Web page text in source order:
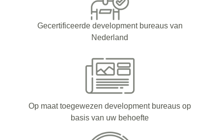
Gecertificeerde development bureaus van
Nederland
Op maat toegewezen development bureaus op
basis van uw behoefte